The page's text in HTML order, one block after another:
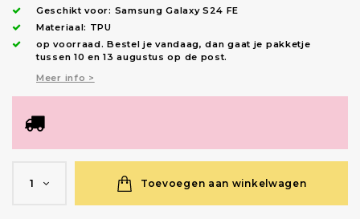
Geschikt voor: Samsung Galaxy S24 FE
Materiaal: TPU
op voorraad.Bestel je vandaag, dan gaat je pakketje
tussen 10 en 13 augustus op de post.
Meer info >
1 Toevoegen aan winkelwagen